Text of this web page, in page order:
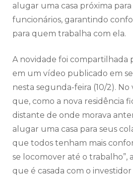
alugar uma casa próxima
funcionários, garantindo
para quem trabalha com ela.
A novidade foi compartilhada
em um vídeo publicado em
nesta segunda-feira (10/2).
que, como a nova residência
distante de onde morava
alugar uma casa para seus
que todos tenham mais
se locomover até o trabalho”,
que é casada com o